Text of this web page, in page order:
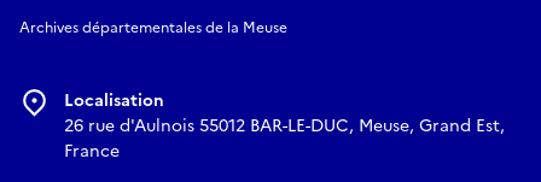
Archives départementales de la Meuse
Localisation
26 rue d'Aulnois 55012 BAR-LE-DUC, Meuse, Grand Est,
France